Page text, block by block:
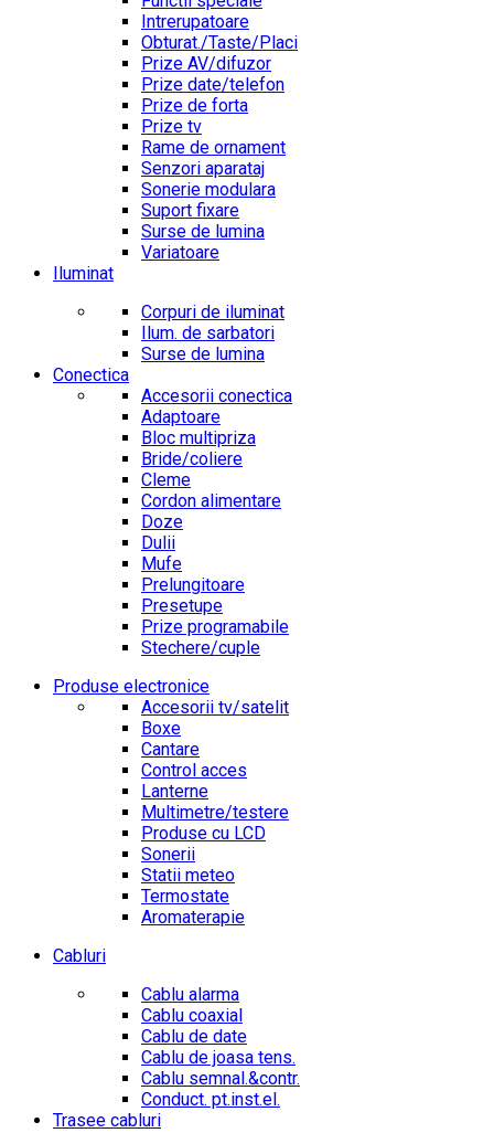
Intrerupatoare
Obturat./Taste/Placi
Prize AV/difuzor
Prize date/telefon
Prize de forta
Prize tv
Rame de ornament
Senzori aparataj
Sonerie modulara
Suport fixare
Surse de lumina
Variatoare
Iluminat
Corpuri de iluminat
Ilum. de sarbatori
Surse de lumina
Conectica
Accesorii conectica
Adaptoare
Bloc multipriza
Bride/coliere
Cleme
Cordon alimentare
Doze
Dulii
Mufe
Prelungitoare
Presetupe
Prize programabile
Stechere/cuple
Produse electronice
Accesorii tv/satelit
Boxe
Cantare
Control acces
Lanterne
Multimetre/testere
Produse cu LCD
Sonerii
Statii meteo
Termostate
Aromaterapie
Cabluri
Cablu alarma
Cablu coaxial
Cablu de date
Cablu de joasa tens.
Cablu semnal.&contr.
Conduct. pt.inst.el.
Trasee cabluri